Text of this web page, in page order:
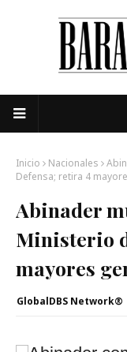
Inicio Nacionales
Defensa; retira 4
Abinader
Ministerio
mayores
GlobalDBS Network®